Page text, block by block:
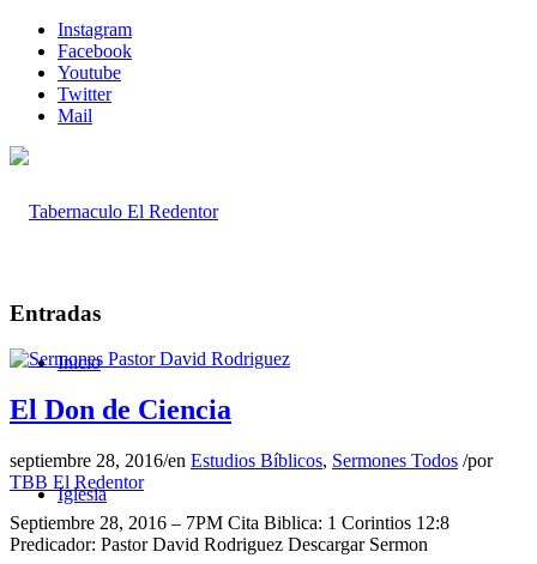
Instagram
Facebook
Youtube
Twitter
Mail
Inicio
Iglesia
Entradas
El Don de Ciencia
septiembre 28, 2016/en Estudios Bíblicos, Sermones Todos /por
TBB El Redentor
Septiembre 28, 2016 – 7PM Cita Biblica: 1 Corintios 12:8
Predicador: Pastor David Rodriguez Descargar Sermon